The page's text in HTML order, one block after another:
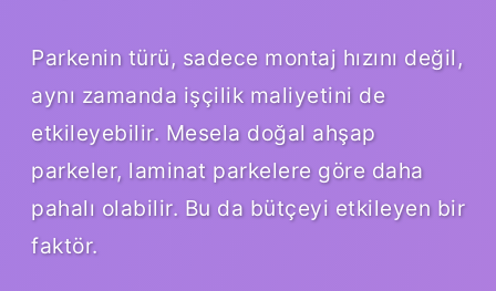
Parkenin türü, sadece montaj hızını değil,
aynı zamanda işçilik maliyetini de
etkileyebilir. Mesela doğal ahşap
parkeler, laminat parkelere göre daha
pahalı olabilir. Bu da bütçeyi etkileyen bir
faktör.